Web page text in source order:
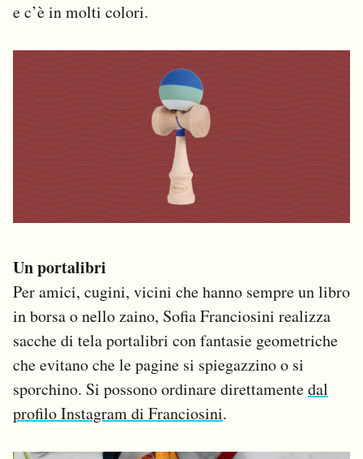
e c’è in molti colori.
Un portalibri
Per amici, cugini, vicini che hanno sempre un libro
in borsa o nello zaino, Sofia Franciosini realizza
sacche di tela portalibri con fantasie geometriche
che evitano che le pagine si spiegazzino o si
sporchino. Si possono ordinare direttamentedal
profilo Instagram di Franciosini.